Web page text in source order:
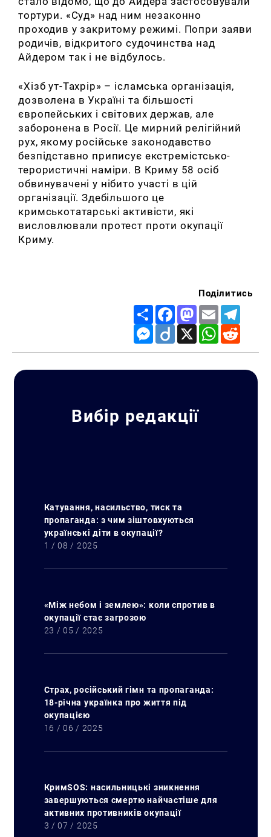
тортури. «Суд» над ним незаконно
проходив у закритому режимі. Попри заяви
родичів, відкритого судочинства над
Айдером так і не відбулось.
«Хізб ут-Тахрір» – ісламська організація,
дозволена в Україні та більшості
європейських і світових держав, але
заборонена в Росії. Це мирний релігійний
рух, якому російське законодавство
безпідставно приписує екстремістсько-
терористичні наміри. В Криму 58 осіб
обвинувачені у нібито участі в цій
організації. Здебільшого це
кримськотатарські активісти, які
висловлювали протест проти окупації
Криму.
Поділитись
Share FacebookMastodon
Email
Messenger
Diigo X WhatsApp
Вибір редакції
Катування, насильство, тиск та
пропаганда: з чим зіштовхуються
українські діти в окупації?
1 / 08 / 2025
«Між небом і землею»: коли спротив в
окупації стає загрозою
23 / 05 / 2025
Страх, російський гімн та пропаганда:
18-річна українка про життя під
окупацією
16 / 06 / 2025
КримSOS: насильницькі зникнення
завершуються смертю найчастіше для
активних противників окупації
3 / 07 / 2025